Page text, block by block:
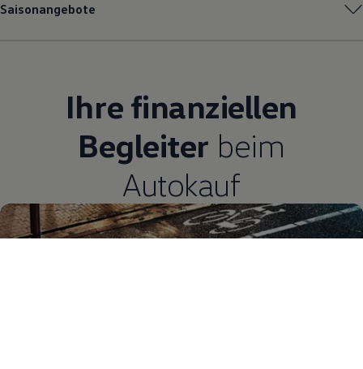
Saisonangebote
Ihre finanziellen
Begleiter beim
Autokauf